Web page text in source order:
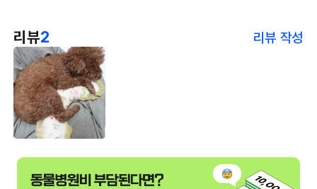
리뷰2 리뷰 작성